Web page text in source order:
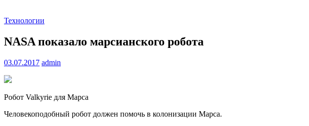
Технологии
NASA показало марсианского робота
03.07.2017 admin
Робот Valkyrie для Марса
Человекоподобный робот должен помочь в колонизации Марса.